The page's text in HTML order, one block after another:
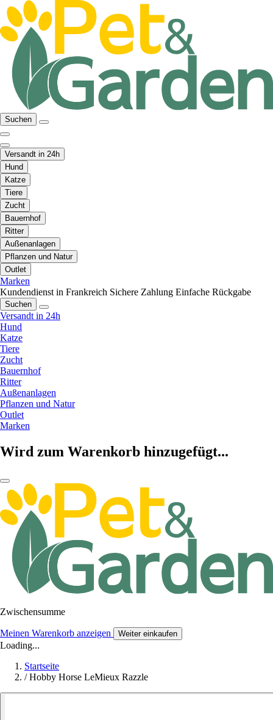
Suchen
Versandt in 24h
Hund
Katze
Tiere
Zucht
Bauernhof
Ritter
Außenanlagen
Pflanzen und Natur
Outlet
Marken
Kundendienst in Frankreich Sichere Zahlung Einfache Rückgabe
Suchen
Versandt in 24h
Hund
Katze
Tiere
Zucht
Bauernhof
Ritter
Außenanlagen
Pflanzen und Natur
Outlet
Marken
Wird zum Warenkorb hinzugefügt...
Zwischensumme
Meinen Warenkorb anzeigen Weiter einkaufen
Loading...
Startseite
/ Hobby Horse LeMieux Razzle